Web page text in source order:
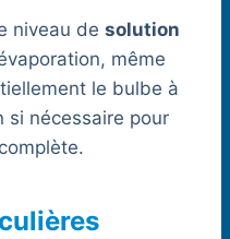
niveau de solution
même
le bulbe à
si nécessaire pour